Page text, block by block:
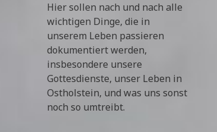
Hier sollen nach und nach alle
wichtigen Dinge, die in
unserem Leben passieren
dokumentiert werden,
insbesondere unsere
Gottesdienste, unser Leben in
Ostholstein, und was uns sonst
noch so umtreibt.